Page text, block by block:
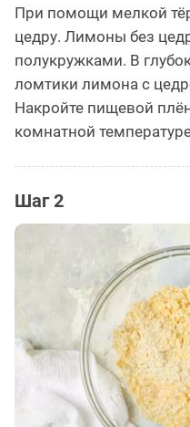
При помощи мелкой
цедру. Лимоны без
полукружками. В
ломтики лимона с
Накройте пищевой
комнатной
Шаг 2